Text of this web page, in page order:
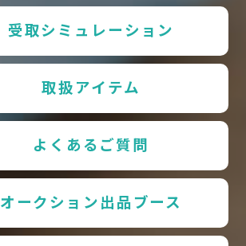
受取シミュレーション
取扱アイテム
よくあるご質問
オークション出品ブース